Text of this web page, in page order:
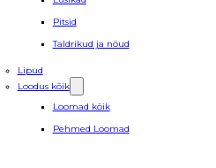
Pitsid
Taldrikud ja nõud
Lipud
Loodus kõik
Loomad kõik
Pehmed Loomad